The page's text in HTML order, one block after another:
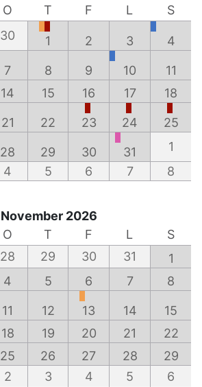
O T F L
S
30 1 2 3 4
7 8 9 10
11
14 15 16 17 18
21 22 23 24 25
28 29 30 31
1
4 5 6 7 8
November 2026
O T F L
S
28 29 30 31
1
4 5 6 7 8
11 12 13 14
15
18 19 20 21
22
25 26 27 28
29
2 3 4 5 6